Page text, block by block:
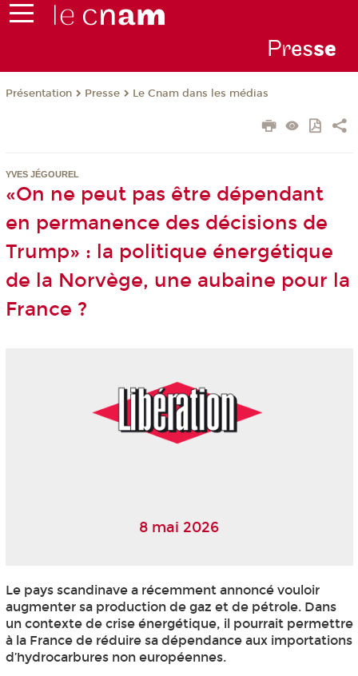
Presse
Présentation Presse Le Cnam dans les médias
YVES JÉGOUREL
«On ne peut pas être dépendant
en permanence des décisions de
Trump» : la politique énergétique
de la Norvège, une aubaine pour la
France ?
8 mai 2026
Le pays scandinave a récemment annoncé vouloir
augmenter sa production de gaz et de pétrole. Dans
un contexte de crise énergétique, il pourrait permettre
à la France de réduire sa dépendance aux importations
d’hydrocarbures non européennes.